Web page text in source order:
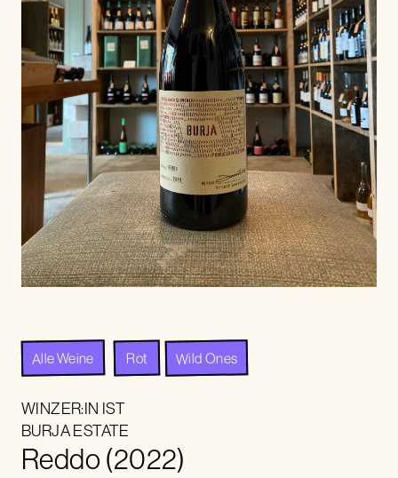
Alle Weine Rot Wild Ones
WINZER:IN IST
BURJA ESTATE
Reddo (2022)